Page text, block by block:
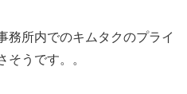
務所内でのキムタクのプライ
そうです。。